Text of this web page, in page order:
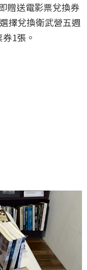
贈送電影票兌換券
擇兌換衛武營五週
1張。